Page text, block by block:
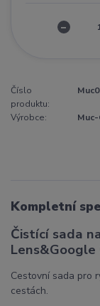
Číslo
produktu:
Výrobce:
Kompletní
Čistící sada
Cestovní sada pro
cestách.